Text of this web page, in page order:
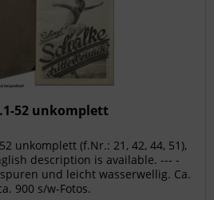
52 unkomplett
unkomplett (f.Nr.: 21, 42, 44, 51),
description is available. --- -
und leicht wasserwellig. Ca.
900 s/w-Fotos.